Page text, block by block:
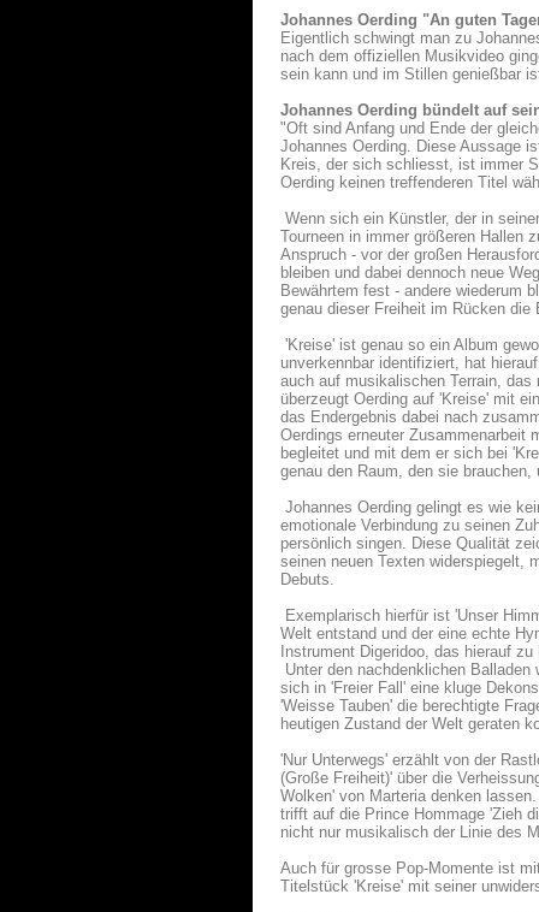
Johannes Oerding "An guten
Eigentlich schwingt man zu
nach dem offiziellen Musikvideo
sein kann und im Stillen genießbar
Johannes Oerding bündelt auf
"Oft sind Anfang und Ende der
Johannes Oerding. Diese Aussage
Kreis, der sich schliesst, ist immer
Oerding keinen treffenderen Titel
Wenn sich ein Künstler, der in
Tourneen in immer größeren Hallen
Anspruch - vor der großen
bleiben und dabei dennoch neue
Bewährtem fest - andere wiederum
genau dieser Freiheit im Rücken
'Kreise' ist genau so ein Album
unverkennbar identifiziert, hat
auch auf musikalischen Terrain,
überzeugt Oerding auf 'Kreise' mit
das Endergebnis dabei nach
Oerdings erneuter Zusammenarbeit
begleitet und mit dem er sich bei
genau den Raum, den sie
Johannes Oerding gelingt es wie
emotionale Verbindung zu seinen
persönlich singen. Diese Qualität
seinen neuen Texten widerspiegelt,
Debuts.
Exemplarisch hierfür ist 'Unser
Welt entstand und der eine echte
Instrument Digeridoo, das hierauf
Unter den nachdenklichen
sich in 'Freier Fall' eine kluge
'Weisse Tauben' die berechtigte
heutigen Zustand der Welt geraten
'Nur Unterwegs' erzählt von der
(Große Freiheit)' über die
Wolken' von Marteria denken
trifft auf die Prince Hommage 'Zieh
nicht nur musikalisch der Linie des
Auch für grosse Pop-Momente ist
Titelstück 'Kreise' mit seiner